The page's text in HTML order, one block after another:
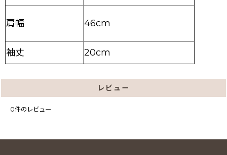
肩幅 46cm
袖丈 20cm
レビュー
0件のレビュー